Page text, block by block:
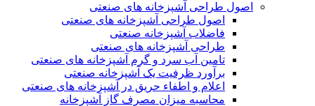
اصول طراحی آشپزخانه های صنعتی
اصول طراحی آشپزخانه های صنعتی
فاضلاب آشپزخانه صنعتی
طراحی آشپزخانه های صنعتی
تامین آب سرد و گرم آشپزخانه های صنعتی
برآورد ظرفیت یک آشپزخانه صنعتی
اعلام و اطفاء حریق در آشپزخانه های صنعتی
محاسبه میزان مصرف گاز آشپزخانه